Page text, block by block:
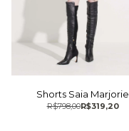
Shorts Saia Marjorie
R$319,20
R$798,00